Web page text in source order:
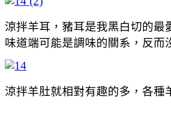
涼拌羊耳，豬耳是我黑白切的最
味道端可能是調味的關系，反而
涼拌羊肚就相對有趣的多，各種